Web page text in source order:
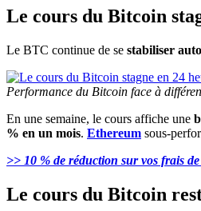
Le cours du Bitcoin
Le BTC continue de se stabiliser
Performance du Bitcoin face à
En une semaine, le cours affiche une
% en un mois. Ethereum sous-
>> 10 % de réduction sur vos frais
Le cours du Bitcoin